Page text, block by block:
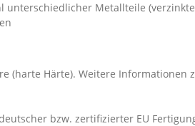
Metallteile
(harte Härte). Weitere
bzw. zertifizierter EU